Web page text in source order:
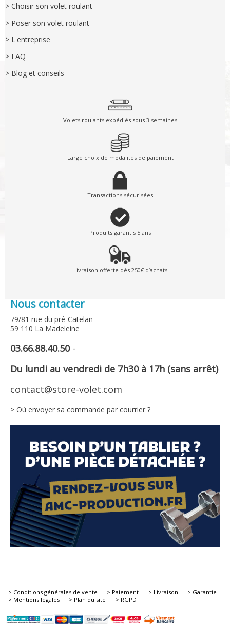
> Choisir son volet roulant
> Poser son volet roulant
> L'entreprise
> FAQ
> Blog et conseils
Volets roulants expédiés sous 3 semaines
Large choix de modalités de paiement
Transactions sécurisées
Produits garantis 5 ans
Livraison offerte dès 250€ d’achats
Nous contacter
79/81 rue du pré-Catelan
59 110 La Madeleine
03.66.88.40.50-
Du lundi au vendredi de 7h30 à 17h (sans arrêt)
contact@store-volet.com
> Où envoyer sa commande par courrier ?
> Conditions générales de vente > Paiement > Livraison
> Garantie
> Mentions légales
> Plan du site > RGPD